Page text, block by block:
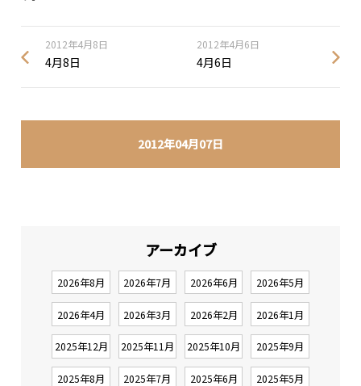
2012年04月07日
2012年4月8日
4月8日
2012年4月6日
4月6日
アーカイブ
2026年8月 2026年7月 2026年6月 2026年5月
2026年4月 2026年3月 2026年2月 2026年1月
2025年12月 2025年11月 2025年10月 2025年9月
2025年8月 2025年7月 2025年6月 2025年5月